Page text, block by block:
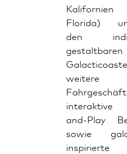
Florida)
den
gestaltbaren
weitere
interaktive
and-Play
sowie
inspirierte